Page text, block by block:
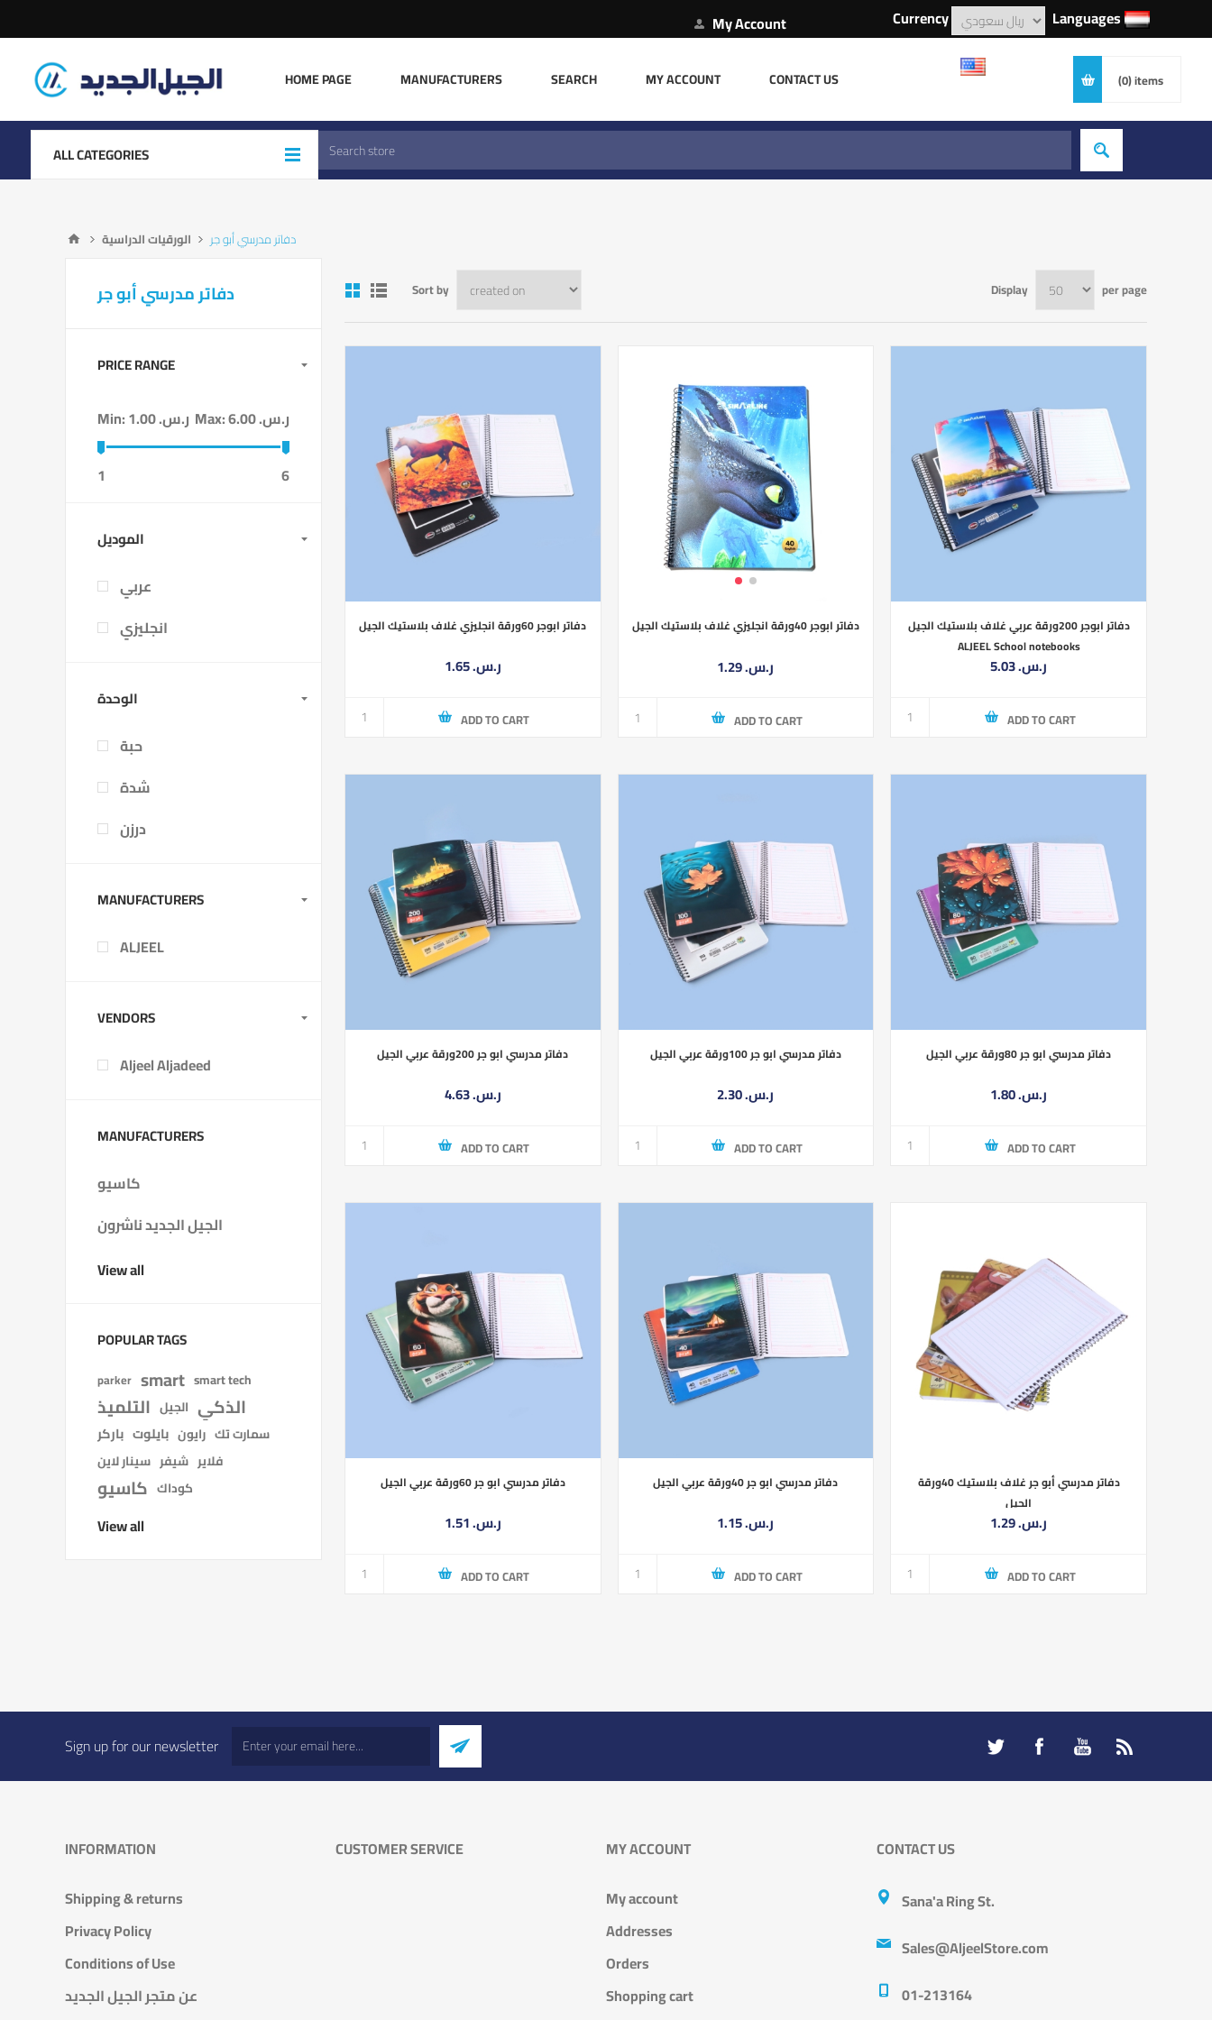
Currency Languages
My Account
HOME PAGE MANUFACTURERS SEARCH MY ACCOUNT CONTACT US (0)items
ALL CATEGORIES
الورقيات الدراسية دفاتر مدرسي أبو جر
Sort by Display per page
دفاتر ابوجر 60ورقة انجليزي غلاف بلاستيك الجيل
1.65 ر.س.‏
ADD TO CART
دفاتر ابوجر 40ورقة انجليزي غلاف بلاستيك الجيل
1.29 ر.س.‏
ADD TO CART
دفاتر ابوجر 200ورقة عربي غلاف بلاستيك الجيل
ALJEEL School notebooks
5.03 ر.س.‏
ADD TO CART
دفاتر مدرسي ابو جر 200ورقة عربي الجيل
4.63 ر.س.‏
ADD TO CART
دفاتر مدرسي ابو جر 100ورقة عربي الجيل
2.30 ر.س.‏
ADD TO CART
دفاتر مدرسي ابو جر 80ورقة عربي الجيل
1.80 ر.س.‏
ADD TO CART
دفاتر مدرسي ابو جر 60ورقة عربي الجيل
1.51 ر.س.‏
ADD TO CART
دفاتر مدرسي ابو جر 40ورقة عربي الجيل
1.15 ر.س.‏
ADD TO CART
دفاتر مدرسي أبو جر غلاف بلاستيك 40ورقة
الجيل
1.29 ر.س.‏
ADD TO CART
دفاتر مدرسي أبو جر
PRICE RANGE
Min: 1.00 ر.س.‏ Max: 6.00 ر.س.‏
1 6
الموديل
عربي
انجليزي
الوحدة
حبة
شدة
درزن
MANUFACTURERS
ALJEEL
VENDORS
Aljeel Aljadeed
MANUFACTURERS
كاسيو
الجيل الجديد ناشرون
View all
POPULAR TAGS
parker smart smart tech
التلميذ الجيل الذكي
باركر بايلوت رايون سمارت تك
سينار لاين شيفر فلاير
كاسيو كوداك
View all
Sign up for our newsletter
INFORMATION
Shipping & returns
Privacy Policy
Conditions of Use
عن متجر الجيل الجديد
CUSTOMER SERVICE
MY ACCOUNT
My account
Addresses
Orders
Shopping cart
CONTACT US
Sana'a Ring St.
Sales@AljeelStore.com
01-213164